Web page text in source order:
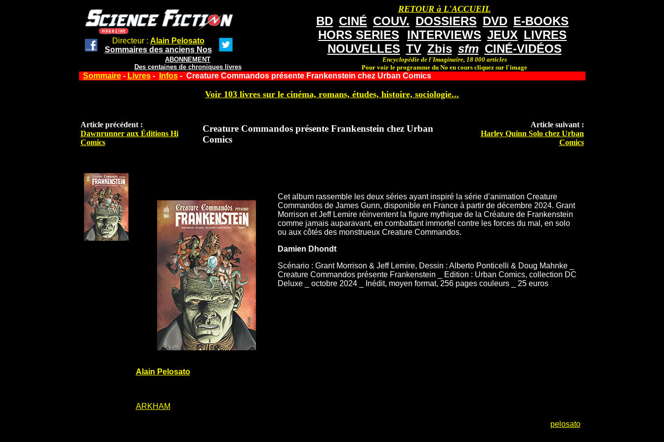
Directeur : Alain Pelosato
Sommaires des anciens Nos
ABONNEMENT
Des centaines de chroniques livres
RETOUR à L'ACCUEIL
BD CINÉ COUV. DOSSIERS DVD E-BOOKS
HORS SERIES
INTERVIEWS JEUX LIVRES
NOUVELLES TV Zbis sfm CINÉ-VIDÉOS
Encyclopédie de l'Imaginaire, 18 000 articles
Pour voir le programme du No en cours cliquez sur l'image
Sommaire- Livres- Infos- Creature Commandos présente Frankenstein chez Urban Comics
Voir 103 livres sur le cinéma, romans, études, histoire, sociologie...
Article précédent :
Dawnrunner aux Éditions Hi
Comics
Creature Commandos présente Frankenstein chez Urban
Comics
Article suivant :
Harley Quinn Solo chez Urban
Comics
Cet album rassemble les deux séries ayant inspiré la série d’animation Creature
Commandos de James Gunn, disponible en France à partir de décembre 2024. Grant
Morrison et Jeff Lemire réinventent la figure mythique de la Créature de Frankenstein
comme jamais auparavant, en combattant immortel contre les forces du mal, en solo
ou aux côtés des monstrueux Creature Commandos.
Damien Dhondt
Scénario : Grant Morrison & Jeff Lemire, Dessin : Alberto Ponticelli & Doug Mahnke _
Creature Commandos présente Frankenstein _ Edition : Urban Comics, collection DC
Deluxe _ octobre 2024 _ Inédit, moyen format, 256 pages couleurs _ 25 euros
Alain Pelosato
ARKHAM
pelosato